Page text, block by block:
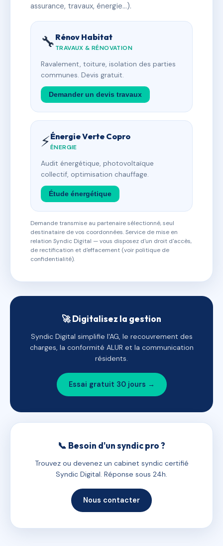
assurance, travaux, énergie…).
🔧 Rénov Habitat
TRAVAUX & RÉNOVATION
Ravalement, toiture, isolation des parties
communes. Devis gratuit.
Demander un devis travaux
⚡Énergie Verte Copro
ÉNERGIE
Audit énergétique, photovoltaïque
collectif, optimisation chauffage.
Étude énergétique
Demande transmise au partenaire sélectionné, seul
destinataire de vos coordonnées. Service de mise en
relation Syndic Digital — vous disposez d'un droit d'accès,
de rectification et d'effacement (voir politique de
confidentialité).
🚀 Digitalisez la gestion
Syndic Digital simplifie l'AG, le recouvrement des
charges, la conformité ALUR et la communication
résidents.
Essai gratuit 30 jours →
📞 Besoin d'un syndic pro ?
Trouvez ou devenez un cabinet syndic certifié
Syndic Digital. Réponse sous 24h.
Nous contacter